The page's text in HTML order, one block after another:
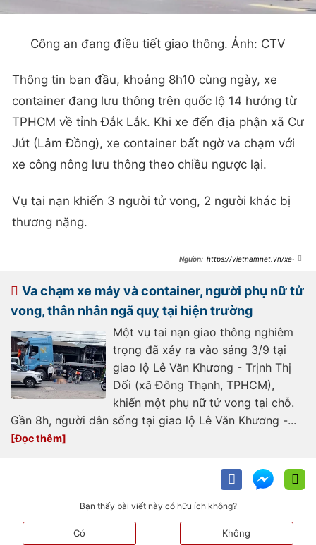
Công an đang điều tiết giao thông. Ảnh: CTV
Thông tin ban đầu, khoảng 8h10 cùng ngày, xe
container đang lưu thông trên quốc lộ 14 hướng từ
TPHCM về tỉnh Đắk Lắk. Khi xe đến địa phận xã Cư
Jút (Lâm Đồng), xe container bất ngờ va chạm với
xe công nông lưu thông theo chiều ngược lại.
Vụ tai nạn khiến 3 người tử vong, 2 người khác bị
thương nặng.
https://vietnamnet.vn/xe-
Va chạm xe máy và container, người phụ nữ tử
vong, thân nhân ngã quỵ tại hiện trường
Một vụ tai nạn giao thông nghiêm
trọng đã xảy ra vào sáng 3/9 tại
giao lộ Lê Văn Khương - Trịnh Thị
Dối (xã Đông Thạnh, TPHCM),
khiến một phụ nữ tử vong tại chỗ.
Gần 8h, người dân sống tại giao lộ Lê Văn Khương -...
Bạn thấy bài viết này có hữu ích không?
Có Không